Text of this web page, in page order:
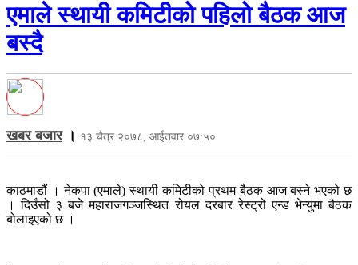
एमाले स्थायी कमिटीको पहिलो बैठक आज
बस्दै
खबर बजार। १३ चैत्र २०७८, आईतवार ०७:५०
काठमाडौं । नेकपा (एमाले) स्थायी कमिटीको प्रथम बैठक आज बस्ने भएको छ
। दिउँसो ३ बजे महाराजगञ्जस्थित रोयल दरबार रेस्ट्रो एन्ड भेन्युमा बैठक
बोलाइएको छ ।